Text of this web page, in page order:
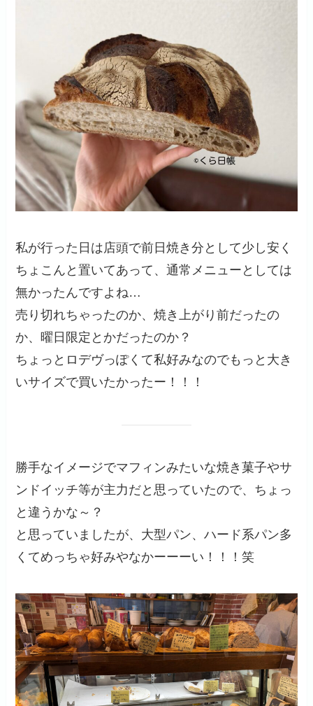
私が行った日は店頭で前日焼き分として少し安く
ちょこんと置いてあって、通常メニューとしては
無かったんですよね…
売り切れちゃったのか、焼き上がり前だったの
か、曜日限定とかだったのか？
ちょっとロデヴっぽくて私好みなのでもっと大き
いサイズで買いたかったー！！！
勝手なイメージでマフィンみたいな焼き菓子やサ
ンドイッチ等が主力だと思っていたので、ちょっ
と違うかな～？
と思っていましたが、大型パン、ハード系パン多
くてめっちゃ好みやなかーーーい！！！笑